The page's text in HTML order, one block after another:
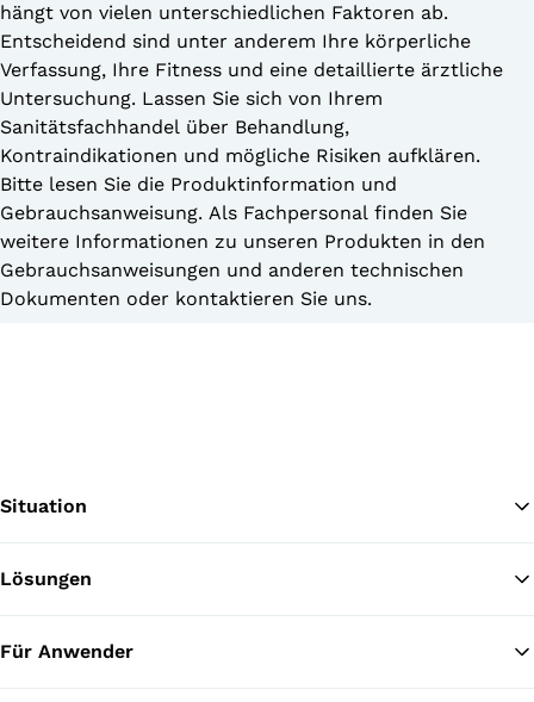
hängt von vielen unterschiedlichen Faktoren ab.
Entscheidend sind unter anderem Ihre körperliche
Verfassung, Ihre Fitness und eine detaillierte ärztliche
Untersuchung. Lassen Sie sich von Ihrem
Sanitätsfachhandel über Behandlung,
Kontraindikationen und mögliche Risiken aufklären.
Bitte lesen Sie die Produktinformation und
Gebrauchsanweisung. Als Fachpersonal finden Sie
weitere Informationen zu unseren Produkten in den
Gebrauchsanweisungen und anderen technischen
Dokumenten oder kontaktieren Sie uns.
Situation
Lösungen
Für Anwender